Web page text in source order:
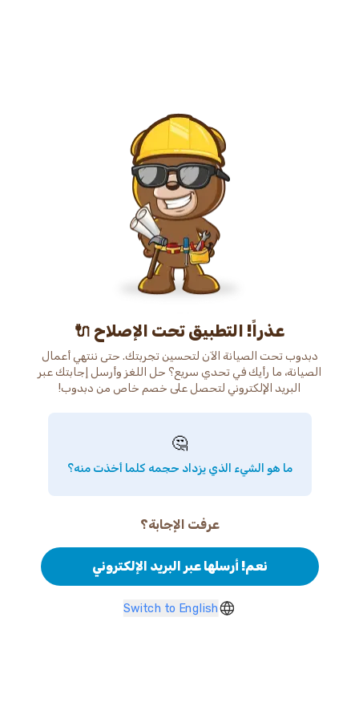
عذراً! التطبيق تحت الإصلاح 🔌
دبدوب تحت الصيانة الآن لتحسين تجربتك. حتى ننتهي أعمال
الصيانة، ما رأيك في تحدي سريع؟ حل اللغز وأرسل إجابتك عبر
البريد الإلكتروني لتحصل على خصم خاص من دبدوب!
🤔
ما هو الشيء الذي يزداد حجمه كلما أخذت منه؟
عرفت الإجابة؟
نعم! أرسلها عبر البريد الإلكتروني
Switch to English